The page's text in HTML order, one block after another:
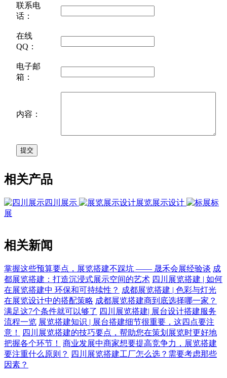
联系电
话：
在线
QQ：
电子邮
箱：
内容：
相关产品
四川展示 展览展示设计
标
展
相关新闻
掌握这些预算要点，展览搭建不踩坑 —— 晟禾会展经验谈 成
都展览搭建：打造沉浸式展示空间的艺术 四川展览搭建 | 如何
在展览搭建中 环保和可持续性？ 成都展览搭建 | 色彩与灯光
在展览设计中的搭配策略 成都展览搭建商到底选择哪一家？
满足这7个条件就可以够了 四川展览搭建| 展台设计搭建服务
流程一览 展览搭建知识 | 展台搭建细节很重要，这四点要注
意！
四川展览搭建的技巧要点，帮助您在策划展览时更好地
把握各个环节！
商业发展中商家想要提高竞争力，展览搭建
要注重什么原则？
四川展览搭建工厂怎么选？需要考虑那些
因素？